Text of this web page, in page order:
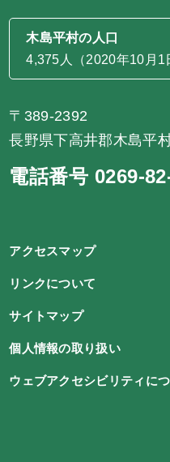
木島平村の人口
4,375人（2020年10月1
〒389-2392
長野県下高井郡木島平
電話番号 0269-
アクセスマップ
リンクについて
サイトマップ
個人情報の取り扱い
ウェブアクセシビリティに